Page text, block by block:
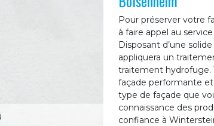
Pour préserver votre
à faire appel au
Disposant d’une
appliquera un
traitement hydrofuge.
façade performante
type de façade que
connaissance des
confiance à